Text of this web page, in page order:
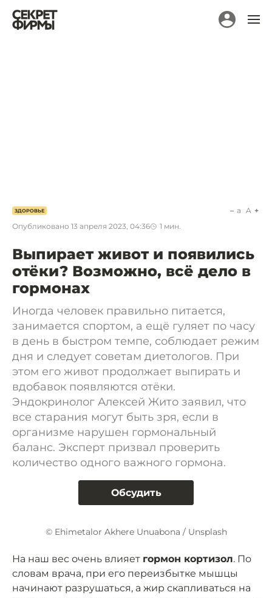
ЗДОРОВЬЕ
Опубликовано 13 апреля 2023, 04:36 1 мин.
a A
Выпирает живот и появились
отёки? Возможно, всё дело в
гормонах
Иногда человек правильно питается,
занимается спортом, а ещё гуляет по часу
в день в быстром темпе, соблюдает режим
дня и следует советам диетологов. При
этом его живот продолжает выпирать и
вдобавок появляются отёки.
Эндокринолог Алексей Жито заявил, что
все старания могут быть зря, если в
организме нарушен гормональный
баланс. Эксперт призвал проверить
количество одного важного гормона.
Обсудить
© Ehimetalor Akhere Unuabona / Unsplash
На наш вес очень влияет гормон кортизол. По
словам врача, при его переизбытке мышцы
начинают разрушаться, а жир скапливаться на